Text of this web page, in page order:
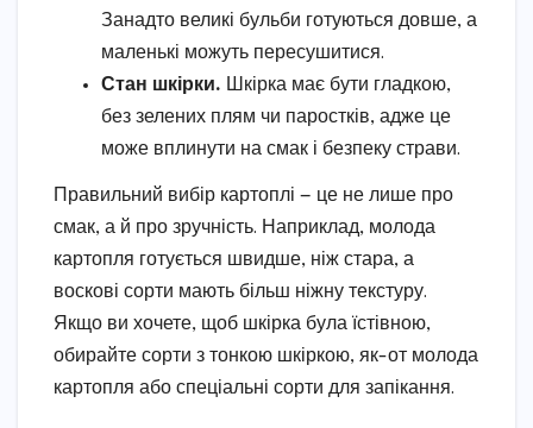
Занадто великі бульби готуються довше, а
маленькі можуть пересушитися.
Стан шкірки. Шкірка має бути гладкою,
без зелених плям чи паростків, адже це
може вплинути на смак і безпеку страви.
Правильний вибір картоплі — це не лише про
смак, а й про зручність. Наприклад, молода
картопля готується швидше, ніж стара, а
воскові сорти мають більш ніжну текстуру.
Якщо ви хочете, щоб шкірка була їстівною,
обирайте сорти з тонкою шкіркою, як-от молода
картопля або спеціальні сорти для запікання.